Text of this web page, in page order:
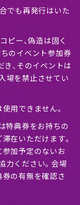
でも再発行はいた
ピー、偽造は固く
のイベント参加券
、そのイベントは
場を禁止させてい
用できません。
特典券をお持ちの
在いただけます。
参加予定のないお
力ください。会場
の有無を確認さ